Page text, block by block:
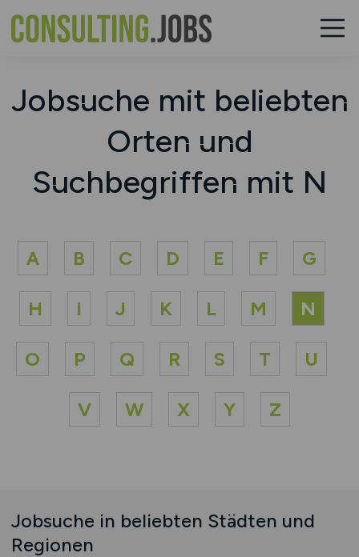
Jobsuche mit beliebten
Orten und
Suchbegriffen mit N
A B C D E F G
H I J K L M N
O P Q R S T U
V W X Y Z
Jobsuche in beliebten Städten und
Regionen